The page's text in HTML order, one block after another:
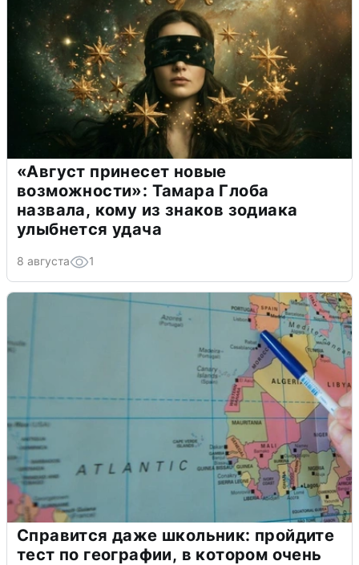
«Август принесет новые
возможности»: Тамара Глоба
назвала, кому из знаков зодиака
улыбнется удача
8 августа 1
Справится даже школьник: пройдите
тест по географии, в котором очень